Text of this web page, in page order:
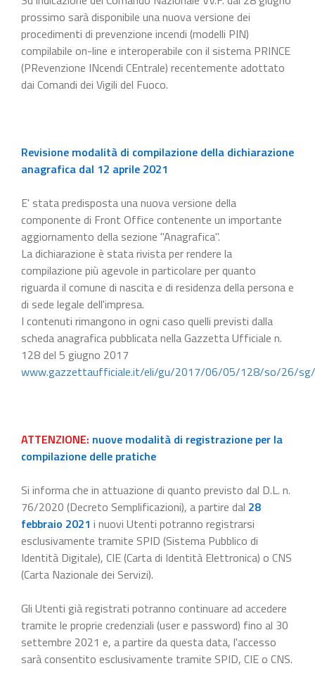
prossimo sarà disponibile una nuova versione dei
procedimenti di prevenzione incendi (modelli PIN)
compilabile on-line e interoperabile con il sistema PRINCE
(PRevenzione INcendi CEntrale) recentemente adottato
dai Comandi dei Vigili del Fuoco.
Revisione modalità di compilazione della dichiarazione
anagrafica dal 12 aprile 2021
E' stata predisposta una nuova versione della
componente di Front Office contenente un importante
aggiornamento della sezione "Anagrafica".
La dichiarazione è stata rivista per rendere la
compilazione più agevole in particolare per quanto
riguarda il comune di nascita e di residenza della persona e
di sede legale dell'impresa.
I contenuti rimangono in ogni caso quelli previsti dalla
scheda anagrafica pubblicata nella Gazzetta Ufficiale n.
128 del 5 giugno 2017
www.gazzettaufficiale.it/eli/gu/2017/06/05/128/so/26/
ATTENZIONE: nuove modalità di registrazione per la
compilazione delle pratiche
Si informa che in attuazione di quanto previsto dal D.L. n.
76/2020 (Decreto Semplificazioni), a partire dal 28
febbraio 2021 i nuovi Utenti potranno registrarsi
esclusivamente tramite SPID (Sistema Pubblico di
Identità Digitale), CIE (Carta di Identità Elettronica) o CNS
(Carta Nazionale dei Servizi).
Gli Utenti già registrati potranno continuare ad accedere
tramite le proprie credenziali (user e password) fino al 30
settembre 2021 e, a partire da questa data, l'accesso
sarà consentito esclusivamente tramite SPID, CIE o CNS.